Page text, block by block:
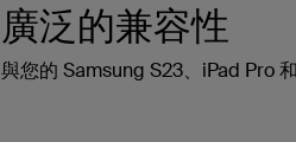
廣泛的兼容性
與您的 Samsung S23、iPad Pro